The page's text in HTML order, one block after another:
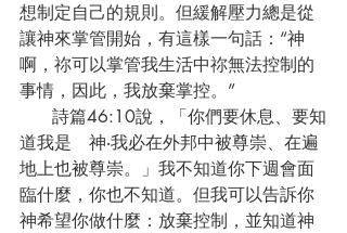
想制定自己的規則。但緩解壓力總是從
讓神來掌管開始，有這樣一句話：“神
啊，祢可以掌管我生活中祢無法控制的
事情，因此，我放棄掌控。”
道我是　神‧我必在外邦中被尊崇、在遍
地上也被尊崇。」我不知道你下週會面
臨什麼，你也不知道。但我可以告訴你
神希望你做什麼：放棄控制，並知道神